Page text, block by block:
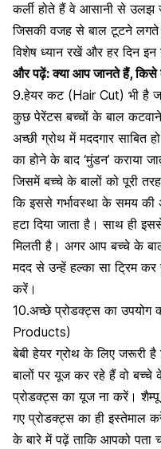
कर्ली होते हैं वे आसानी से उलझ
जिसकी वजह से बाल टूटने लगते
विशेष ध्यान रखें और हर दिन
और पढ़ें:क्या आप जानते हैं, किसे
9.हेयर कट (Hair Cut) भी है
कुछ पेरेंटस बच्चों के बाल
अच्छी ग्रोथ में मददगार
का होने के बाद ‘मुंडन’ कराया
जिसमें बच्चे के बालों को पूरी
कि इससे गर्भावस्था के समय की
हटा दिया जाता है। साथ ही
मिलती है। अगर आप बच्चे के
मदद से उन्हें हल्का सा ट्रिम
करें।
10.अच्छे प्रोडक्ट्स का
Products)
बेबी हेयर ग्रोथ के लिए जरूरी
बालों पर यूज कर रहे हैं वो
प्रोडक्ट्स का यूज ना करें।
गए प्रोडक्ट्स का ही इस्तेमाल
के बारे में पढ़ें ताकि आपको पता